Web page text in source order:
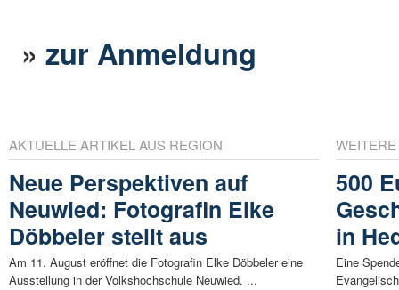
»zur Anmeldung
AKTUELLE ARTIKEL AUS REGION
Neue Perspektiven auf
Neuwied: Fotografin Elke
Döbbeler stellt aus
Am 11. August eröffnet die Fotografin Elke Döbbeler eine
Ausstellung in der Volkshochschule Neuwied. ...
500
in
Eine